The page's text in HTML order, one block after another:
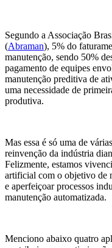
Segundo a Associação
(Abraman), 5% do
manutenção, sendo 50%
pagamento de equipes
manutenção preditiva de
uma necessidade de
produtiva.
Mas essa é só uma de
reinvenção da indústria
Felizmente, estamos
artificial com o objetivo de
e aperfeiçoar processos
manutenção automatizada.
Menciono abaixo quatro